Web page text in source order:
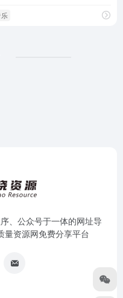
、公众号于一体的网址导
量资源网免费分享平台